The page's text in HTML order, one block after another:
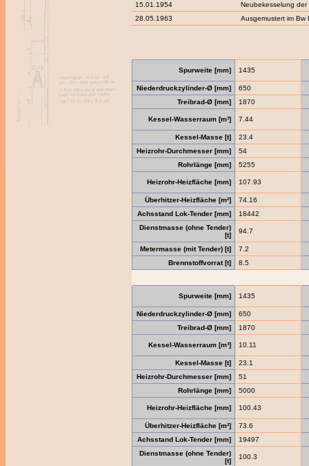
15.01.1954
Neubekesselung
28.05.1963
Ausgemustert im Bw
Spurweite [mm] 1435
Niederdruckzylinder-Ø [mm]
650
Treibrad-Ø [mm]
1870
Kessel-Wasserraum [m³] 7.44
Kessel-Masse [t]
23.4
Heizrohr-Durchmesser [mm]
54
Rohrlänge [mm]
5255
Heizrohr-Heizfläche [mm] 107.93
Überhitzer-Heizfläche [m²]
74.16
Achsstand Lok-Tender [mm]
18442
Dienstmasse (ohne Tender)
[t]
94.7
Metermasse (mit Tender) [t]
7.2
Brennstoffvorrat [t]
8.5
Spurweite [mm] 1435
Niederdruckzylinder-Ø [mm]
650
Treibrad-Ø [mm]
1870
Kessel-Wasserraum [m³] 10.11
Kessel-Masse [t]
23.1
Heizrohr-Durchmesser [mm]
51
Rohrlänge [mm]
5000
Heizrohr-Heizfläche [mm] 100.43
Überhitzer-Heizfläche [m²]
73.6
Achsstand Lok-Tender [mm]
19497
Dienstmasse (ohne Tender)
[t]
100.3